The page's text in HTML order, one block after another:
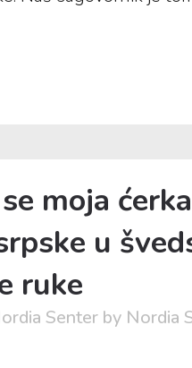
moja ćerka
u
ruke
Senter by Nordia